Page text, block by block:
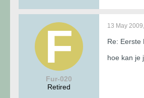
Fur-020
Retired
13 May
Re: Eerste
hoe kan je